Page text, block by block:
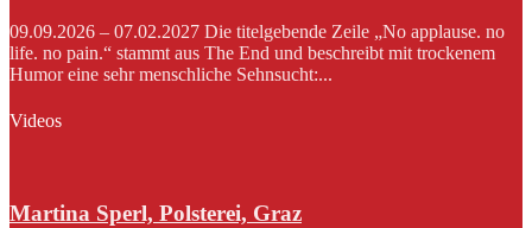
09.09.2026 – 07.02.2027 Die titelgebende Zeile „No applause. no
life. no pain.“ stammt aus The End und beschreibt mit trockenem
Humor eine sehr menschliche Sehnsucht:...
Videos
Martina Sperl, Polsterei, Graz